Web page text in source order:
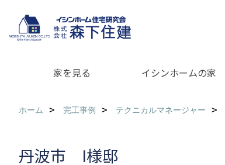
家を見る イシンホームの家
ホーム 完工事例 テクニカルマネージャー
丹波市 I様邸